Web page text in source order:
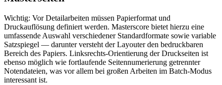
Wichtig: Vor Detailarbeiten müssen Papierformat und
Druckauflösung definiert werden. Masterscore bietet hierzu eine
umfassende Auswahl verschiedener Standardformate sowie variable
Satzspiegel — darunter versteht der Layouter den bedruckbaren
Bereich des Papiers. Linksrechts-Orientierung der Druckseiten ist
ebenso möglich wie fortlaufende Seitennumerierung getrennter
Notendateien, was vor allem bei großen Arbeiten im Batch-Modus
interessant ist.